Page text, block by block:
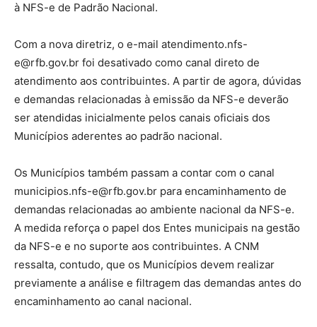
à NFS-e de Padrão Nacional.
Com a nova diretriz, o e-mail atendimento.nfs-
e@rfb.gov.br foi desativado como canal direto de
atendimento aos contribuintes. A partir de agora, dúvidas
e demandas relacionadas à emissão da NFS-e deverão
ser atendidas inicialmente pelos canais oficiais dos
Municípios aderentes ao padrão nacional.
Os Municípios também passam a contar com o canal
municipios.nfs-e@rfb.gov.br para encaminhamento de
demandas relacionadas ao ambiente nacional da NFS-e.
A medida reforça o papel dos Entes municipais na gestão
da NFS-e e no suporte aos contribuintes. A CNM
ressalta, contudo, que os Municípios devem realizar
previamente a análise e filtragem das demandas antes do
encaminhamento ao canal nacional.